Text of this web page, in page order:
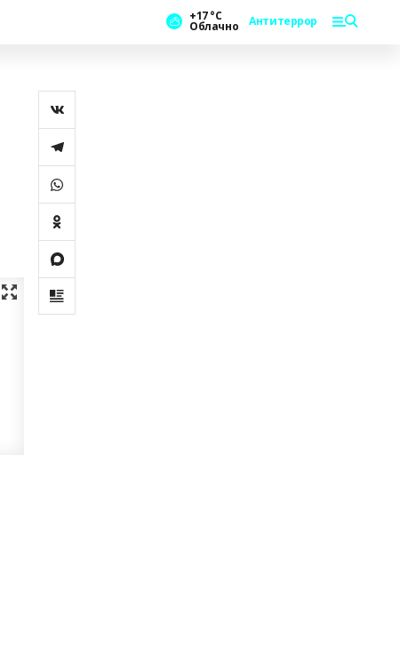
+17 °С
Облачно Антитеррор